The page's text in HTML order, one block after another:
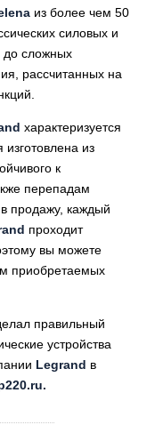
из более чем 50
силовых и
до сложных
рассчитанных на
характеризуется
из
к
перепадам
продажу, каждый
проходит
вы можете
приобретаемых
правильный
устройства
Legrand в